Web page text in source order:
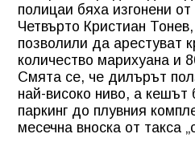
полицаи бяха изгонени
Четвърто Кристиан
позволили да арестуват
количество марихуана и
Смята се, че дилърът
най-високо ниво, а кешът
паркинг до плувния
месечна вноска от такса